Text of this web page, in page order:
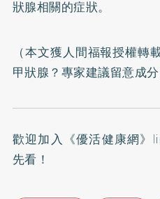
狀腺相關的症狀。
（本文獲人間福報授權轉
甲狀腺？專家建議留意成分
歡迎加入 《優活健康網》
先看！